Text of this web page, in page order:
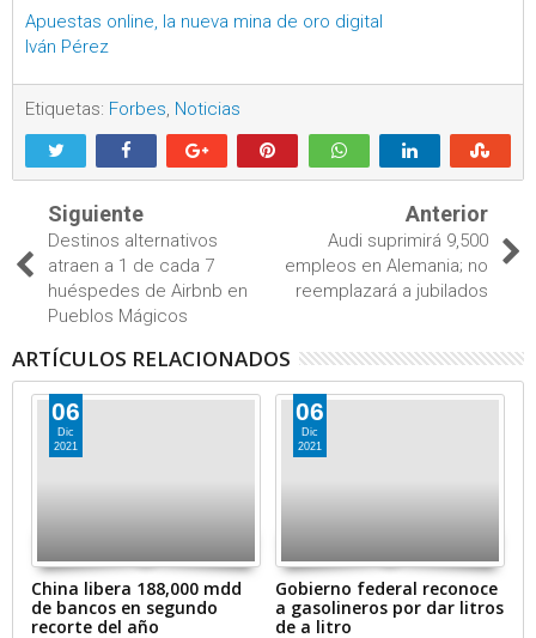
Apuestas online, la nueva mina de oro digital
Iván Pérez
Etiquetas: Forbes, Noticias
Siguiente
Destinos alternativos
atraen a 1 de cada 7
huéspedes de Airbnb en
Pueblos Mágicos
Anterior
Audi suprimirá 9,500
empleos en Alemania; no
reemplazará a jubilados
ARTÍCULOS RELACIONADOS
06
Dic
2021
China libera 188,000 mdd
de bancos en segundo
recorte del año
06
Dic
2021
Gobierno federal reconoce
a gasolineros por dar litros
de a litro